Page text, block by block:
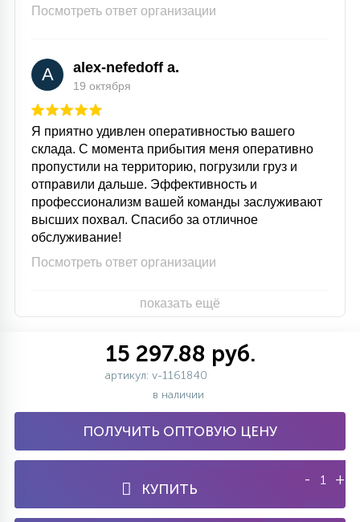
Посмотреть ответ организации
A alex-nefedoff a.
19 октября
Я приятно удивлен оперативностью вашего
склада. С момента прибытия меня оперативно
пропустили на территорию, погрузили груз и
отправили дальше. Эффективность и
профессионализм вашей команды заслуживают
высших похвал. Спасибо за отличное
обслуживание!
Посмотреть ответ организации
показать ещё
15 297.88 руб.
артикул: v-1161840
в наличии
ПОЛУЧИТЬ ОПТОВУЮ ЦЕНУ
КУПИТЬ
- +